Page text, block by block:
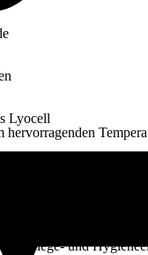
Lyocell
Pflege- und